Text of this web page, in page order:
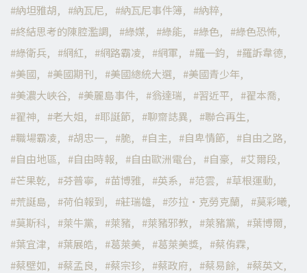
納坦雅胡
納瓦尼 納瓦尼事件簿
納粹
終結思考的陳腔濫調
綠媒 綠能 綠色
綠色恐怖
綠衛兵
網紅 網路霸凌 網軍 羅一鈞
羅訴韋德
美國
美國期刊 美國總統大選
美國青少年
美濃大峽谷
美麗島事件 翁達瑞 習近平
翟本喬
翟神
老大姐 耶誕節 聊齋誌異
聯合再生
職場霸凌
胡忠一 脆 自主 自卑情節
自由之路
自由地區
自由時報 自由歐洲電台 自豪
艾爾段
芒果乾
芬普寧 苗博雅 英系 范雲
草根運動
荒誕島
荷伯報到 莊瑞雄 莎拉·克勞克蘭
莫彩曦
莫斯科
萊牛黨 萊豬 萊豬邪教 萊豬黨
葉博爾
葉宜津
葉展皓 葛萊美 葛萊美獎
蔡侑霖
蔡壁如
蔡孟良 蔡宗珍 蔡政府 蔡易餘
蔡英文